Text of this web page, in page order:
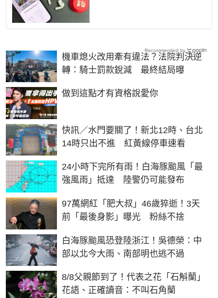
機車熄火改用牽有違法？法院判決逆
轉：騎士罰款銳減 最終結局曝
做到這點才有資格說愛你
PR
快訊／水門要關了！新北12時、台北
14時只出不進 紅黃線停車速看
24小時下完所有雨！白海豚颱風「最
強風雨」抵達 陸警仍可能發布
97萬網紅「肥大叔」46歲猝逝！3天
前「最後身影」曝光 粉絲不捨
白海豚颱風恐登陸浙江！吳德榮：中
部以北今大雨、南部明也逃不過
8/8父親節到了！代表之花「石斛蘭」
花語、正確讀音：不叫石角蘭
Recommended by